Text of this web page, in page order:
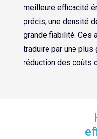
meilleure efficacité
précis, une densité
grande fiabilité. Ces
traduire par une plus
réduction des coûts